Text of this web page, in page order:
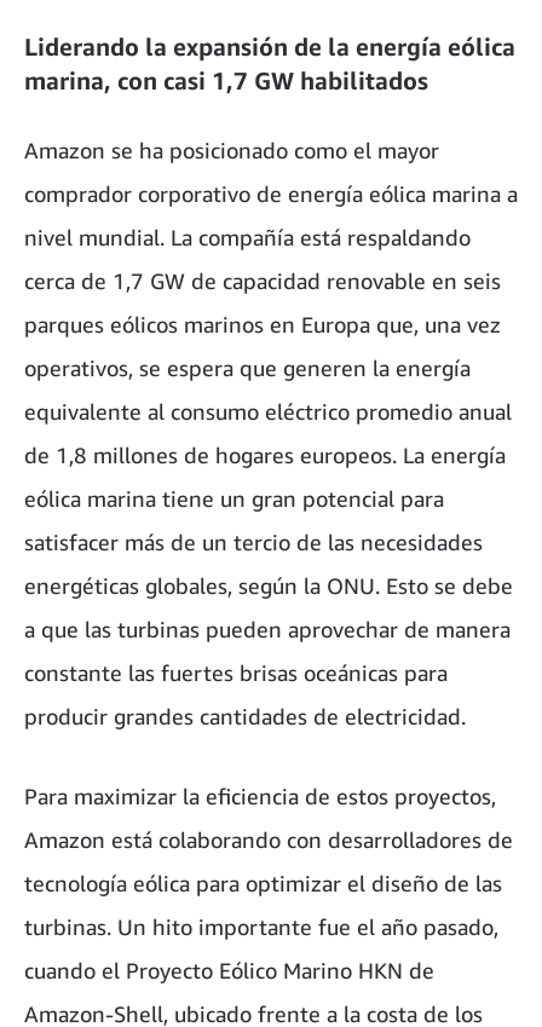
Liderando la expansión de la energía eólica
marina, con casi 1,7 GW habilitados
Amazon se ha posicionado como el mayor
comprador corporativo de energía eólica marina a
nivel mundial. La compañía está respaldando
cerca de 1,7 GW de capacidad renovable en seis
parques eólicos marinos en Europa que, una vez
operativos, se espera que generen la energía
equivalente al consumo eléctrico promedio anual
de 1,8 millones de hogares europeos. La energía
eólica marina tiene un gran potencial para
satisfacer más de un tercio de las necesidades
energéticas globales, según la ONU. Esto se debe
a que las turbinas pueden aprovechar de manera
constante las fuertes brisas oceánicas para
producir grandes cantidades de electricidad.
Para maximizar la eficiencia de estos proyectos,
Amazon está colaborando con desarrolladores de
tecnología eólica para optimizar el diseño de las
turbinas. Un hito importante fue el año pasado,
cuando el Proyecto Eólico Marino HKN de
Amazon-Shell, ubicado frente a la costa de los